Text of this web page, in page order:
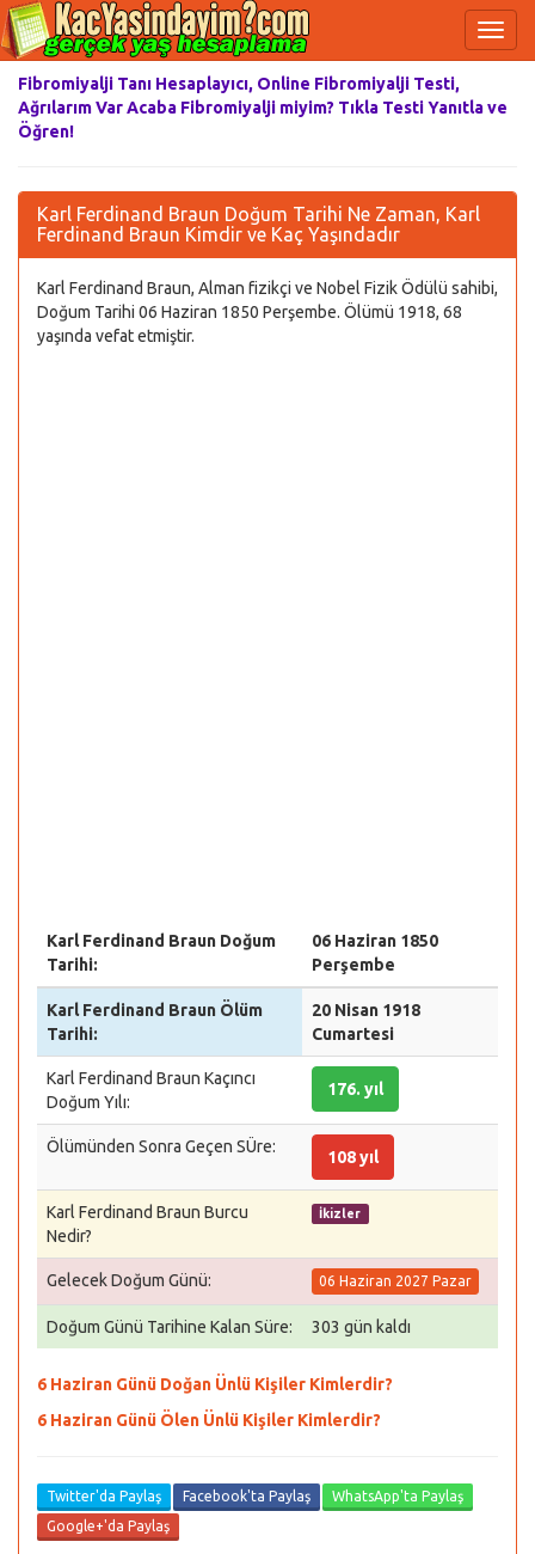
Fibromiyalji Tanı Hesaplayıcı, Online Fibromiyalji Testi,
Ağrılarım Var Acaba Fibromiyalji miyim? Tıkla Testi Yanıtla ve
Öğren!
Karl Ferdinand Braun Doğum Tarihi Ne Zaman, Karl
Ferdinand Braun Kimdir ve Kaç Yaşındadır
Karl Ferdinand Braun, Alman fizikçi ve Nobel Fizik Ödülü sahibi,
Doğum Tarihi 06 Haziran 1850 Perşembe. Ölümü 1918, 68
yaşında vefat etmiştir.
Karl Ferdinand Braun Doğum
Tarihi:
06 Haziran 1850
Perşembe
Karl Ferdinand Braun Ölüm
Tarihi:
20 Nisan 1918
Cumartesi
Karl Ferdinand Braun Kaçıncı
Doğum Yılı:
176. yıl
Ölümünden Sonra Geçen SÜre:
108 yıl
Karl Ferdinand Braun Burcu
Nedir?
İkizler
Gelecek Doğum Günü: 06 Haziran 2027 Pazar
Doğum Günü Tarihine Kalan Süre: 303 gün kaldı
6 Haziran Günü Doğan Ünlü Kişiler Kimlerdir?
6 Haziran Günü Ölen Ünlü Kişiler Kimlerdir?
Twitter'da Paylaş Facebook'ta Paylaş
WhatsApp'ta Paylaş
Google+'da Paylaş